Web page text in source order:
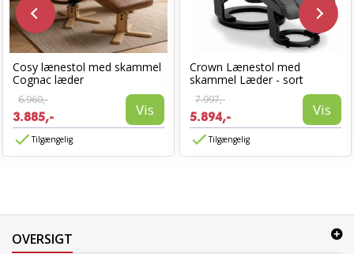
Cosy lænestol med skammel
Cognac læder
6.960,-
3.885,- Vis
Tilgængelig
Crown Lænestol med
skammel Læder - sort
7.997,-
5.894,- Vis
Tilgængelig
OVERSIGT